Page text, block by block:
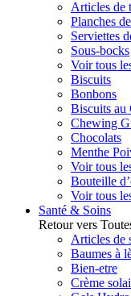
Articles de
Planches
Serviettes
Sous-bocks
Voir tous
Biscuits
Bonbons
Biscuits au
Chewing
Chocolats
Menthe
Voir tous
Bouteille
Voir tous
Santé & Soins
Retour vers
Articles de
Baumes à
Bien-etre
Crème